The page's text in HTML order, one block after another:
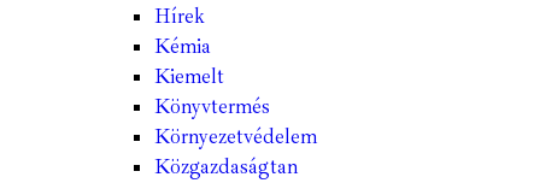
Hírek
Kémia
Kiemelt
Könyvtermés
Környezetvédelem
Közgazdaságtan